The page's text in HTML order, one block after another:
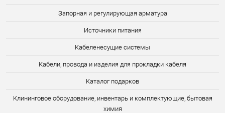
Запорная и регулирующая арматура
Источники питания
Кабеленесущие системы
Кабели, провода и изделия для прокладки кабеля
Каталог подарков
Клининговое оборудование, инвентарь и комплектующие, бытовая
химия